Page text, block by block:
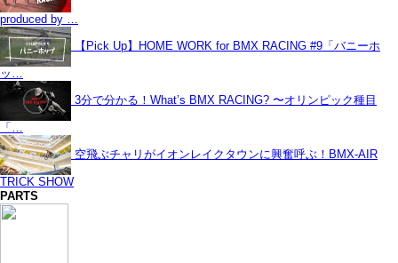
produced by …
【Pick Up】HOME WORK for BMX RACING #9「バニーホ
ッ…
3分で分かる！What’s BMX RACING? 〜オリンピック種目
「…
空飛ぶチャリがイオンレイクタウンに興奮呼ぶ！BMX-AIR
TRICK SHOW
PARTS